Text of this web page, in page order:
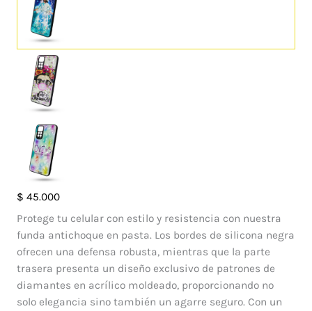
$ 45.000
Protege tu celular con estilo y resistencia con nuestra
funda antichoque en pasta. Los bordes de silicona negra
ofrecen una defensa robusta, mientras que la parte
trasera presenta un diseño exclusivo de patrones de
diamantes en acrílico moldeado, proporcionando no
solo elegancia sino también un agarre seguro. Con un
Case
Diamante
Xiaomi
Redmi
11
cantidad